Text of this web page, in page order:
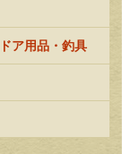
ア用品・釣具